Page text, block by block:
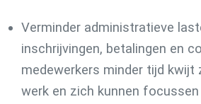
Verminder administratieve
inschrijvingen, betalingen en
medewerkers minder tijd kwijt
werk en zich kunnen